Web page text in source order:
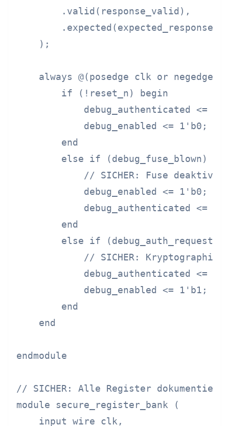
        .valid(response_valid),
        .expected(expected_response)
    );
always @(posedge clk or negedge
        if (!reset_n) begin
debug_authenticated <=
            debug_enabled <= 1'b0;
        end
else if (debug_fuse_blown)
// SICHER: Fuse
            debug_enabled <= 1'b0;
debug_authenticated <=
        end
else if (debug_auth_request
// SICHER:
debug_authenticated <=
            debug_enabled <= 1'b1;
        end
    end
endmodule
// SICHER: Alle Register
module secure_register_bank (
    input wire clk,